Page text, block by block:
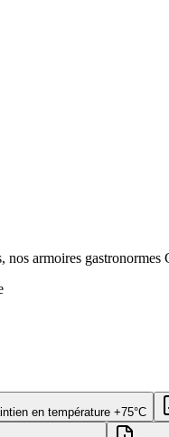
nos armoires
en température +75°C